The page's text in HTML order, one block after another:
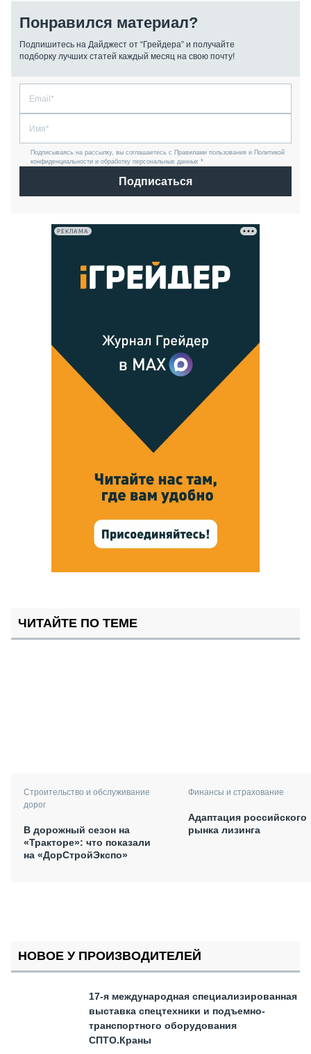
Понравился материал?
Подпишитесь на Дайджест от “Грейдера” и получайте
подборку лучших статей каждый месяц на свою почту!
Подписываясь на рассылку, вы соглашаетесь с Правилами пользования и Политикой
конфиденциальности и обработку персональных данных *
Подписаться
РЕКЛАМА
ЧИТАЙТЕ ПО ТЕМЕ
Строительство и обслуживание
дорог
В дорожный сезон на
«Тракторе»: что показали
на «ДорСтройЭкспо»
Финансы и страхование
Адаптация российского
рынка лизинга
НОВОЕ У ПРОИЗВОДИТЕЛЕЙ
17-я международная специализированная
выставка спецтехники и подъемно-
транспортного оборудования
СПТО.Краны